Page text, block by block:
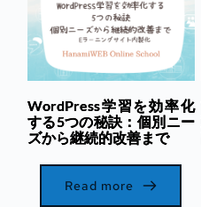
WordPress学習を効率化
する5つの秘訣：個別ニー
ズから継続的改善まで
Read more